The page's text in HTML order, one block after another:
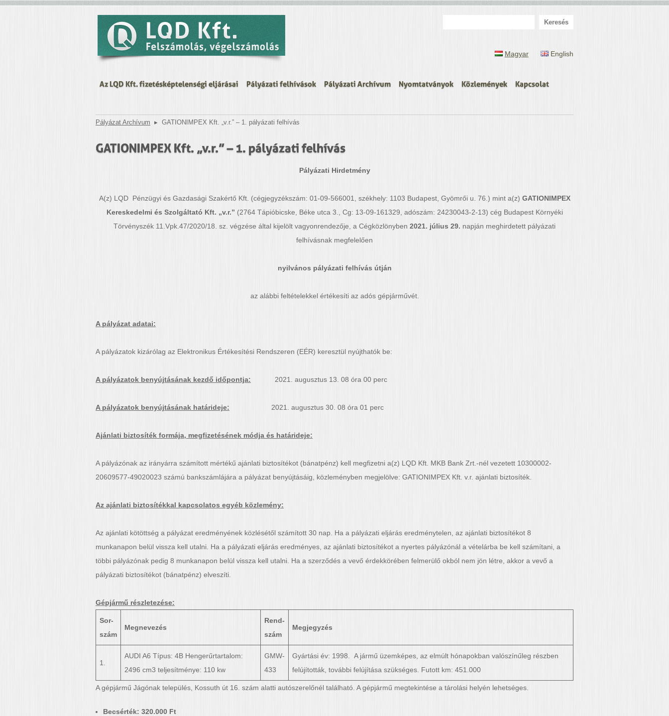
Magyar English
Az LQD Kft. fizetésképtelenségi eljárásai Pályázati felhívások Pályázati Archívum Nyomtatványok Közlemények Kapcsolat
Pályázat Archívum ▸ GATIONIMPEX Kft. „v.r.” – 1. pályázati felhívás
GATIONIMPEX Kft. „v.r.” – 1. pályázati felhívás
Pályázati Hirdetmény
A(z) LQD Pénzügyi és Gazdasági Szakértő Kft. (cégjegyzékszám: 01-09-566001, székhely: 1103 Budapest, Gyömrői u. 76.) mint a(z) GATIONIMPEX
Kereskedelmi és Szolgáltató Kft. „v.r.” (2764 Tápióbicske, Béke utca 3., Cg: 13-09-161329, adószám: 24230043-2-13) cég Budapest Környéki
Törvényszék 11.Vpk.47/2020/18. sz. végzése által kijelölt vagyonrendezője, a Cégközlönyben 2021. július 29. napján meghirdetett pályázati
felhívásnak megfelelően
nyilvános pályázati felhívás útján
az alábbi feltételekkel értékesíti az adós gépjárművét.
A pályázat adatai:
A pályázatok kizárólag az Elektronikus Értékesítési Rendszeren (EÉR) keresztül nyújthatók be:
A pályázatok benyújtásának kezdő időpontja: 2021. augusztus 13. 08 óra 00 perc
A pályázatok benyújtásának határideje: 2021. augusztus 30. 08 óra 01 perc
Ajánlati biztosíték formája, megfizetésének módja és határideje:
A pályázónak az irányárra számított mértékű ajánlati biztosítékot (bánatpénz) kell megfizetni a(z) LQD Kft. MKB Bank Zrt.-nél vezetett 10300002-
20609577-49020023 számú bankszámlájára a pályázat benyújtásáig, közleményben megjelölve: GATIONIMPEX Kft. v.r. ajánlati biztosíték.
Az ajánlati biztosítékkal kapcsolatos egyéb közlemény:
Az ajánlati kötöttség a pályázat eredményének közlésétől számított 30 nap. Ha a pályázati eljárás eredménytelen, az ajánlati biztosítékot 8
munkanapon belül vissza kell utalni. Ha a pályázati eljárás eredményes, az ajánlati biztosítékot a nyertes pályázónál a vételárba be kell számítani, a
többi pályázónak pedig 8 munkanapon belül vissza kell utalni. Ha a szerződés a vevő érdekkörében felmerülő okból nem jön létre, akkor a vevő a
pályázati biztosítékot (bánatpénz) elveszíti.
Gépjármű részletezése:
Sor-
szám
Megnevezés
Rend-
szám
Megjegyzés
1.
AUDI A6 Típus: 4B Hengerűrtartalom:
2496 cm3 teljesítménye: 110 kw
GMW-
433
Gyártási év: 1998. A jármű üzemképes, az elmúlt hónapokban valószínűleg részben
felújították, további felújítása szükséges. Futott km: 451.000
A gépjármű Jágónak település, Kossuth út 16. szám alatti autószerelőnél található. A gépjármű megtekintése a tárolási helyén lehetséges.
Becsérték: 320.000 Ft